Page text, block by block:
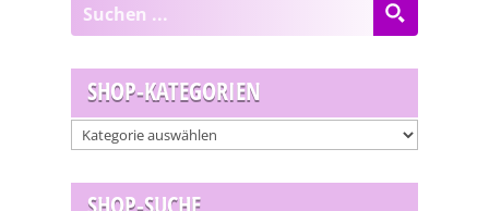
SHOP-KATEGORIEN
SHOP-SUCHE